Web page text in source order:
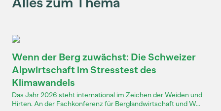
Wenn der Berg zuwächst: Die Schweizer
Alpwirtschaft im Stresstest des
Klimawandels
Das Jahr 2026 steht international im Zeichen der Weiden und
Hirten. An der Fachkonferenz für Berglandwirtschaft und W...